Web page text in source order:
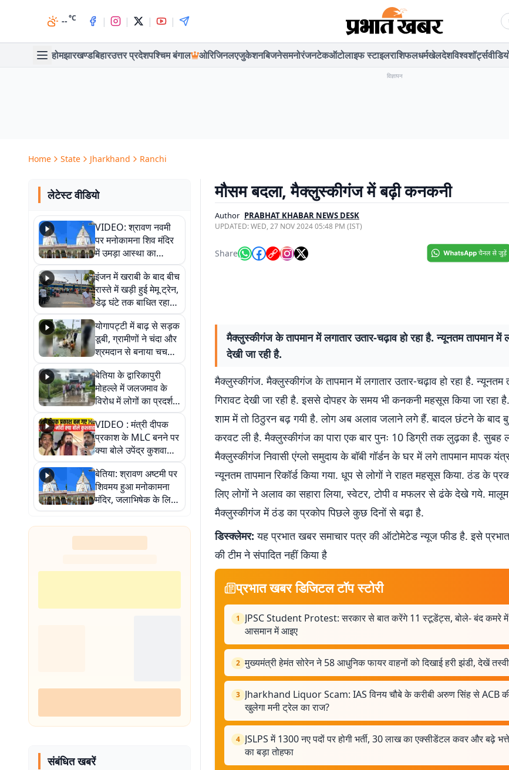
--°C | | | |
होमझारखण्डबिहारउत्तर प्रदेशपश्चिम बंगाल ओरिजिनलएजुकेशनबिजनेसमनोरंजनटेकऑटोलाइफ स्टाइलराशिफलधर्मखेलदेशविश्वशॉर्ट्स
विज्ञापन
Home State Jharkhand Ranchi
लेटेस्ट वीडियो
VIDEO: श्रावण नवमी
पर मनोकामना शिव मंदिर
में उमड़ा आस्था का
सैलाब, हर-हर महादेव के
जयघोष से गूंजा परिसर
इंजन में खराबी के बाद बीच
रास्ते में खड़ी हुई मेमू ट्रेन,
डेढ़ घंटे तक बाधित रहा
आवागमन
योगापट्टी में बाढ़ से सड़क
डूबी, ग्रामीणों ने चंदा और
श्रमदान से बनाया चचरी
पुल
बेतिया के द्वारिकापुरी
मोहल्ले में जलजमाव के
विरोध में लोगों का प्रदर्शन,
स्थायी समाधान की मांग
VIDEO : मंत्री दीपक
प्रकाश के MLC बनने पर
क्या बोले उपेंद्र कुशवाहा,
सुनिए
बेतिया: श्रावण अष्टमी पर
शिवमय हुआ मनोकामना
मंदिर, जलाभिषेक के लिए
लगी लंबी कतारें
संबंधित खबरें
मौसम बदला, मैक्लुस्कीगंज में बढ़ी कनकनी
Author PRABHAT KHABAR NEWS DESK
UPDATED:WED, 27 NOV 2024 05:48 PM (IST)
Share
मैक्लुस्कीगंज के तापमान में लगातार उतार-चढ़ाव हो रहा है. न्यूनतम तापमान में
देखी जा रही है.
मैक्लुस्कीगंज. मैक्लुस्कीगंज के तापमान में लगातार उतार-चढ़ाव हो रहा है. न्यूनतम
गिरावट देखी जा रही है. इससे दोपहर के समय भी कनकनी महसूस किया जा रहा
शाम में तो ठिठुरन बढ़ गयी है. लोग अब अलाव जलाने लगे हैं. बादल छंटने के बाद
करवट ली है. मैक्लुस्कीगंज का पारा एक बार पुनः 10 डिग्री तक लुढ़का है.
मैक्लुस्कीगंज निवासी एंग्लो समुदाय के बॉबी गॉर्डन के घर में लगे तापमान मापक
न्यूनतम तापमान रिकॉर्ड किया गया. धूप से लोगों ने राहत महसूस किया. ठंड के
लिए लोगों ने अलाव का सहारा लिया, स्वेटर, टोपी व मफलर से ढंके देखे गये. मालूम
मैक्लुस्कीगंज में ठंड का प्रकोप पिछले कुछ दिनों से बढ़ा है.
डिस्क्लेमर: यह प्रभात खबर समाचार पत्र की ऑटोमेटेड न्यूज फीड है. इसे
की टीम ने संपादित नहीं किया है
प्रभात खबर डिजिटल टॉप स्टोरी
1
JPSC Student Protest: सरकार से बात करेंगे 11 स्टूडेंट्स, बोले- बंद कमरे
आसमान में आइए
2 मुख्यमंत्री हेमंत सोरेन ने 58 आधुनिक फायर वाहनों को दिखाई हरी झंडी, देखें
3 Jharkhand Liquor Scam: IAS विनय चौबे के करीबी अरुण सिंह से ACB
खुलेगा मनी ट्रेल का राज?
4 JSLPS में 1300 नए पदों पर होगी भर्ती, 30 लाख का एक्सीडेंटल कवर और बढ़े
का बड़ा तोहफा